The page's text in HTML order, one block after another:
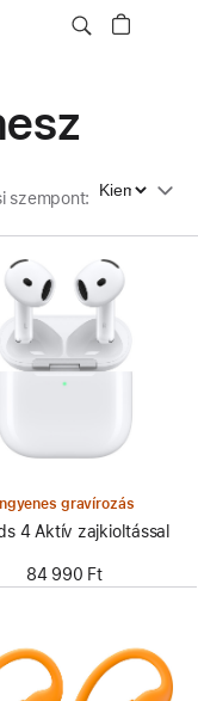
szempont: Rendezési szempont
Ingyenes gravírozás
4 Aktív zajkioltással
84 990 Ft